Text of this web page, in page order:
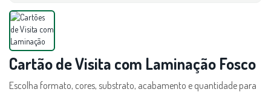
Cartão de Visita com Laminação Fosco
Escolha formato, cores, substrato, acabamento e quantidade para